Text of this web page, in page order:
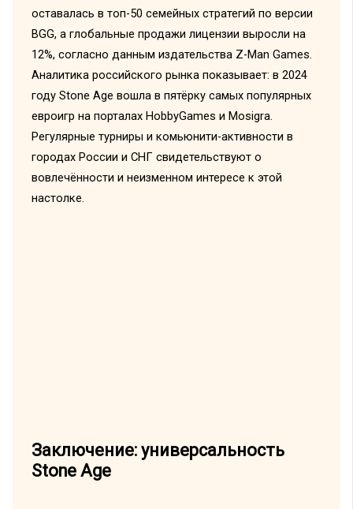
оставалась в топ-50 семейных стратегий по версии
BGG, а глобальные продажи лицензии выросли на
12%, согласно данным издательства Z-Man Games.
Аналитика российского рынка показывает: в 2024
году Stone Age вошла в пятёрку самых популярных
евроигр на порталах HobbyGames и Mosigra.
Регулярные турниры и комьюнити-активности в
городах России и СНГ свидетельствуют о
вовлечённости и неизменном интересе к этой
настолке.
Заключение: универсальность
Stone Age